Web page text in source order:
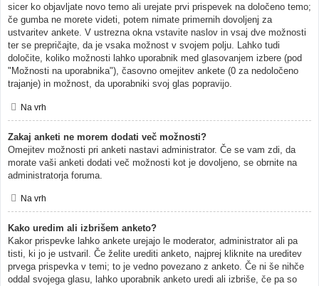
sicer ko objavljate novo temo ali urejate prvi prispevek na določeno temo;
če gumba ne morete videti, potem nimate primernih dovoljenj za
ustvaritev ankete. V ustrezna okna vstavite naslov in vsaj dve možnosti
ter se prepričajte, da je vsaka možnost v svojem polju. Lahko tudi
določite, koliko možnosti lahko uporabnik med glasovanjem izbere (pod
"Možnosti na uporabnika"), časovno omejitev ankete (0 za nedoločeno
trajanje) in možnost, da uporabniki svoj glas popravijo.
Na vrh
Zakaj anketi ne morem dodati več možnosti?
Omejitev možnosti pri anketi nastavi administrator. Če se vam zdi, da
morate vaši anketi dodati več možnosti kot je dovoljeno, se obrnite na
administratorja foruma.
Na vrh
Kako uredim ali izbrišem anketo?
Kakor prispevke lahko ankete urejajo le moderator, administrator ali pa
tisti, ki jo je ustvaril. Če želite urediti anketo, najprej kliknite na ureditev
prvega prispevka v temi; to je vedno povezano z anketo. Če ni še nihče
oddal svojega glasu, lahko uporabnik anketo uredi ali izbriše, če pa so